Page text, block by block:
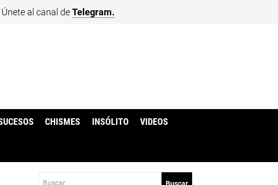
Únete al canal deTelegram.
CHISMES INSÓLITO VIDEOS